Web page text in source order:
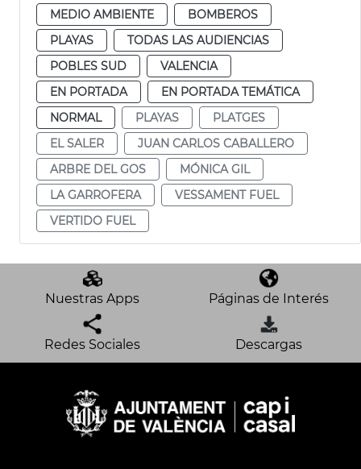
MEDIO AMBIENTE
BOMBEROS
PLAYAS
TODAS LAS AUDIENCIAS
POBLES SUD
VALENCIA
EN PORTADA
EN PORTADA TEMÁTICA
NORMAL
PLAYAS
PLATGES
EL SALER
JUAN CARLOS CABALLERO
ARBRE DEL GOS
MÓNICA GIL
LA GARROFERA
VESSAMENT FUEL
VERTIDO FUEL
Nuestras Apps Páginas de Interés
Redes Sociales Descargas